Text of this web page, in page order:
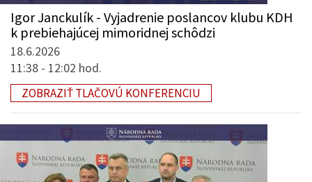
Igor Janckulík - Vyjadrenie poslancov klubu KDH
k prebiehajúcej mimoridnej schôdzi
18.6.2026
11:38 - 12:02 hod.
ZOBRAZIŤ TLAČOVÚ KONFERENCIU